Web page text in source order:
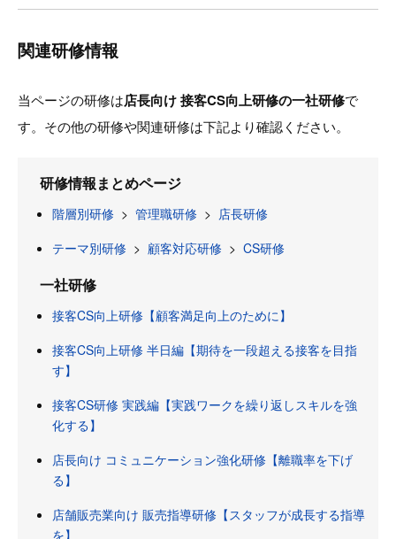
関連研修情報
当ページの研修は店長向け 接客CS向上研修の一社研修で
す。その他の研修や関連研修は下記より確認ください。
研修情報まとめページ
階層別研修 > 管理職研修 > 店長研修
テーマ別研修 > 顧客対応研修 > CS研修
一社研修
接客CS向上研修【顧客満足向上のために】
接客CS向上研修 半日編【期待を一段超える接客を目指
す】
接客CS研修 実践編【実践ワークを繰り返しスキルを強
化する】
店長向け コミュニケーション強化研修【離職率を下げ
る】
店舗販売業向け 販売指導研修【スタッフが成長する指導
を】